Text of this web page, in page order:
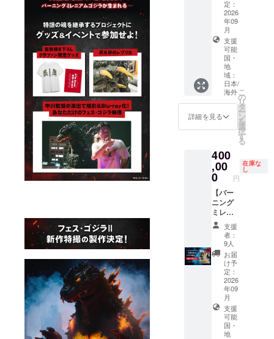
での掲
載とな
りま
す）。
すると
判断し
た場合
は掲載
を見送
らせて
いただ
きま
す。 ※
お名前
は、複
数コー
ただい
た場合
でもお
一人様1
回のみ
となり
ます
（最も
大きい
サイズ
での掲
載とな
りま
す）。
ナ）：
15文字
以内
（全
角）
②アル
ファ
ベット
の場
合： 最
大35文
（半角
スペー
む） ※
特殊文
字や記
号は使
用でき
ませ
ん。 ※
公序良
俗に反
する内
容や、
第三者
の権利
を侵害
すると
判断し
た場合
は掲載
を見送
らせて
監督描
き下ろ
しTシャ
ツ 6.画
コンテ
ブック
（B5）
7.開田
裕治描
き下ろ
し劇場
風ポス
ター
（B2）
ジット
掲載に
関する
注意事
項＞ ※
掲載を
希望す
るお名
前を、
以下の
文字数
制限内
で備考
欄にご
記入く
ださ
い。
①日本
語（漢
字・ひ
details
before
making
your
pledge.
1.デジ
タル支
援証明
書 2.支
援者限
定活動
報告閲
覧権 3.
クラ
限定壁
紙デー
タ（PC
/ モバイ
ル） 4.
メイキ
ング・
場面写
データ
5.設定
資料集
データ
（PDF
） 6.ゴ
ジラ＜
手の爪
＞レプ
リカ
that the
English
descrip
tions
for the
reward
content
s and
credit
listing
conditio
ns are
Please
be sure
to
check
the
main
project
page
comple
te
details
before
making
your
pledge.
1.デジ
タル支
援証明
Godzilla
Fang
Replica
】 *This
tier will
support
global
shippin
English
setup is
in
progres
Please
check
the
"Rewar
d"
section
in the
main
text for
now!
*Please
note
that the
English
descrip
tions
for the
reward
content
s and
定：
2026
年09
月
支援
可能
国・
地
域：
日本/
海外
詳細を見る
こ
の
リ
タ
ー
ン
を
選
択
す
る
400
,00
0 円
在庫な
し
【バー
ニング
ミレニ
アムゴ
ジラ＜
背びれ
＞レプ
リカ
コース
Burning
Millenni
um
Godzilla
Dorsal
支援
者：
9人
お届
け予
定：
2026
年09
月
支援
可能
国・
地